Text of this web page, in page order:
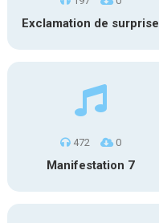
Exclamation de surprise
472 0
Manifestation 7